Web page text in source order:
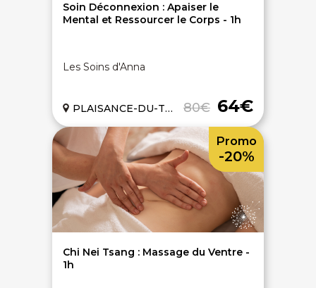
Soin Déconnexion : Apaiser le
Mental et Ressourcer le Corps - 1h
Les Soins d'Anna
80€ 64€
PLAISANCE-DU-TOUCH (31)
Chi Nei Tsang : Massage du Ventre -
1h
Promo
-20%
On discute ?